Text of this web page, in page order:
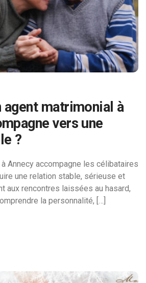
agent matrimonial à
vers une
?
Annecy accompagne les célibataires
une relation stable, sérieuse et
aux rencontres laissées au hasard,
la personnalité, […]